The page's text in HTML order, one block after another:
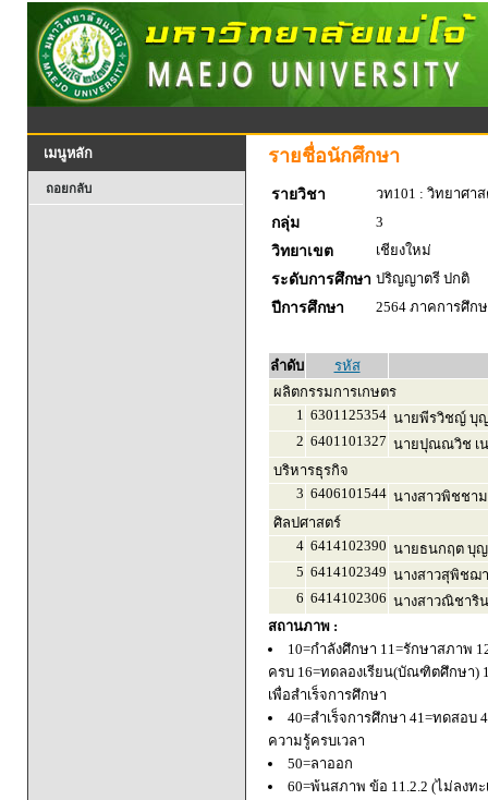
เมนูหลัก
ถอยกลับ
รายชื่อนักศึกษา
รายวิชา
วท101 : วิทยาศา
กลุ่ม
3
วิทยาเขต
เชียงใหม่
ระดับการศึกษา ปริญญาตรี ปกติ
ปีการศึกษา
2564 ภาคการศึก
ลำดับ
รหัส
ผลิตกรรมการเกษตร
1 6301125354 นายพีรวิชญ์ บุญ
2 6401101327 นายปุณณวิช เ
บริหารธุรกิจ
3 6406101544 นางสาวพิชชา
ศิลปศาสตร์
4 6414102390 นายธนกฤต บุ
5 6414102349 นางสาวสุพิชฌ
6 6414102306 นางสาวณิชาริ
สถานภาพ :
10=กำลังศึกษา 11=รักษาสภาพ
ครบ 16=ทดลองเรียน(บัณฑิตศึกษา)
เพื่อสำเร็จการศึกษา
40=สำเร็จการศึกษา 41=ทดสอบ
ความรู้ครบเวลา
50=ลาออก
60=พ้นสภาพ ข้อ 11.2.2 (ไม่ลงท